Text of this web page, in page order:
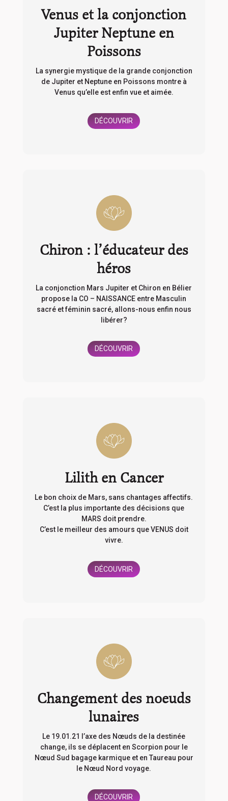
Venus et la conjonction
Jupiter Neptune en
Poissons
La synergie mystique de la grande conjonction
de Jupiter et Neptune en Poissons montre à
Venus qu’elle est enfin vue et aimée.
DÉCOUVRIR
Chiron : l’éducateur des
héros
La conjonction Mars Jupiter et Chiron en Bélier
propose la CO – NAISSANCE entre Masculin
sacré et féminin sacré, allons-nous enfin nous
libérer?
DÉCOUVRIR
Lilith en Cancer
Le bon choix de Mars, sans chantages affectifs.
C’est la plus importante des décisions que
MARS doit prendre.
C’est le meilleur des amours que VENUS doit
vivre.
DÉCOUVRIR
Changement des noeuds
lunaires
Le 19.01.21 l’axe des Nœuds de la destinée
change, ils se déplacent en Scorpion pour le
Nœud Sud bagage karmique et en Taureau pour
le Nœud Nord voyage.
DÉCOUVRIR